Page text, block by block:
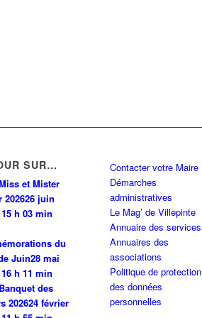
0 km
93420 VILLEPINTE
0 km
SUR…
et Mister
202626 juin
h 03 min
du
Juin28 mai
h 11 min
Banquet des
202624 février
Contacter votre Maire
Démarches
administratives
Le Mag’ de Villepinte
Annuaire des services
Annuaires des
associations
Politique de protection
des données
personnelles